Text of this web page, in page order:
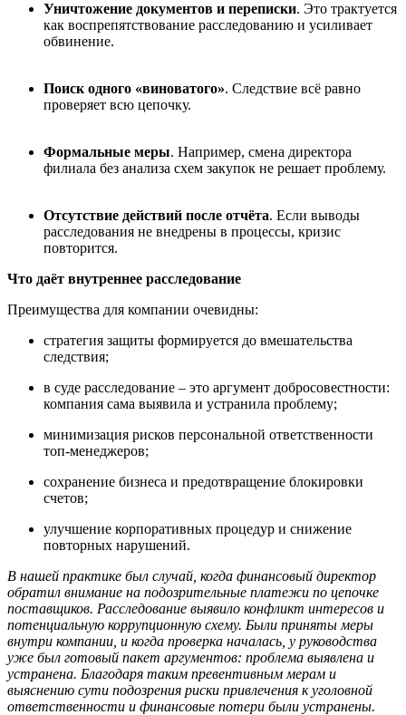
Уничтожение документов и переписки. Это трактуется
как воспрепятствование расследованию и усиливает
обвинение.
Поиск одного «виноватого». Следствие всё равно
проверяет всю цепочку.
Формальные меры. Например, смена директора
филиала без анализа схем закупок не решает проблему.
Отсутствие действий после отчёта. Если выводы
расследования не внедрены в процессы, кризис
повторится.
Что даёт внутреннее расследование
Преимущества для компании очевидны:
стратегия защиты формируется до вмешательства
следствия;
в суде расследование – это аргумент добросовестности:
компания сама выявила и устранила проблему;
минимизация рисков персональной ответственности
топ-менеджеров;
сохранение бизнеса и предотвращение блокировки
счетов;
улучшение корпоративных процедур и снижение
повторных нарушений.
В нашей практике был случай, когда финансовый директор
обратил внимание на подозрительные платежи по цепочке
поставщиков. Расследование выявило конфликт интересов и
потенциальную коррупционную схему. Были приняты меры
внутри компании, и когда проверка началась, у руководства
уже был готовый пакет аргументов: проблема выявлена и
устранена. Благодаря таким превентивным мерам и
выяснению сути подозрения риски привлечения к уголовной
ответственности и финансовые потери были устранены.